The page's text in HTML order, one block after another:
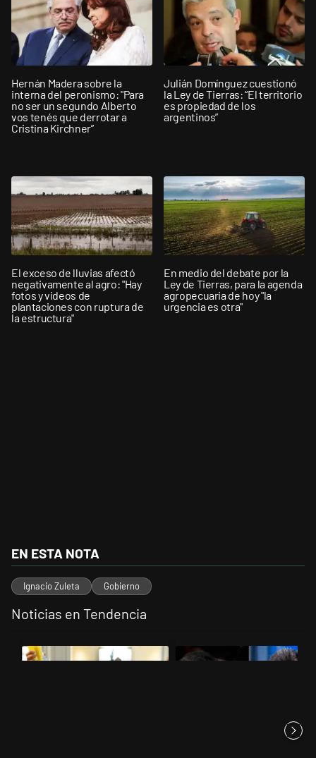
Hernán Madera sobre la
interna del peronismo: "Para
no ser un segundo Alberto
vos tenés que derrotar a
Cristina Kirchner”
Julián Domínguez cuestionó
la Ley de Tierras: “El territorio
es propiedad de los
argentinos”
El exceso de lluvias afectó
negativamente al agro: "Hay
fotos y videos de
plantaciones con ruptura de
la estructura"
En medio del debate por la
Ley de Tierras, para la agenda
agropecuaria de hoy "la
urgencia es otra"
EN ESTA NOTA
Ignacio Zuleta Gobierno
Noticias en Tendencia
Un artículo de tendencia con el título "San Cayetano 2026:
Un artículo de tendencia con